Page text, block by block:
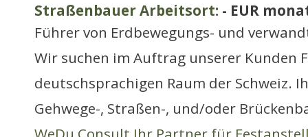
Straßenbauer Arbeitsort: - EUR
Führer von Erdbewegungs- und
Wir suchen im Auftrag unserer Kunden
deutschsprachigen Raum der Schweiz.
Gehwege-, Straßen-, und/oder